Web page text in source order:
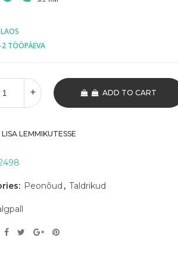
TÖÖPÄEVA
ADD TO CART
LISA LEMMIKUTESSE
Peonõud , Taldrikud